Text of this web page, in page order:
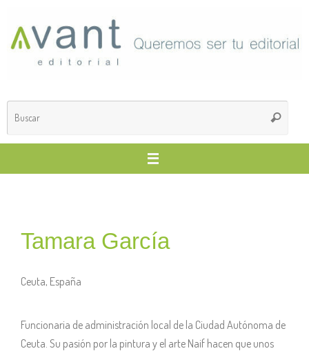
Tamara García
Ceuta, España
Funcionaria de administración local de la Ciudad Autónoma de
Ceuta. Su pasión por la pintura y el arte Naif hacen que unos